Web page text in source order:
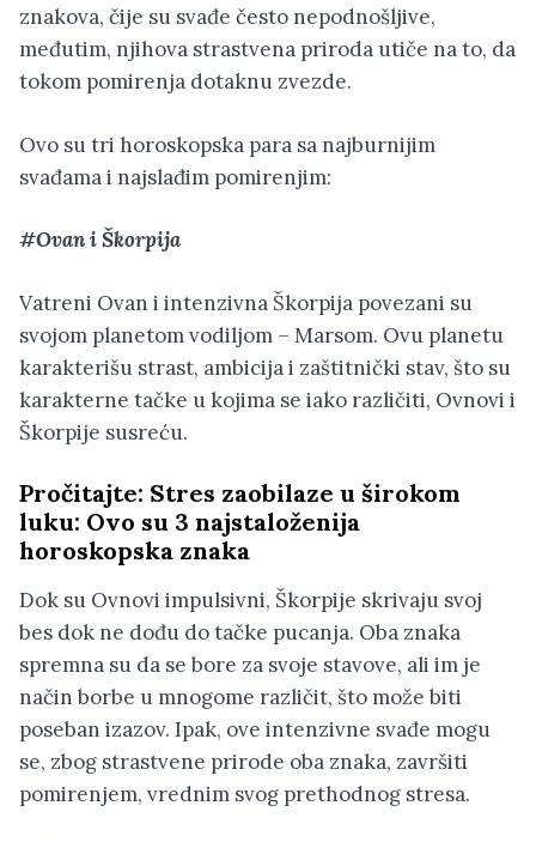
znakova, čije su svađe često nepodnošljive,
međutim, njihova strastvena priroda utiče na to, da
tokom pomirenja dotaknu zvezde.
Ovo su tri horoskopska para sa najburnijim
svađama i najslađim pomirenjim:
#Ovan i Škorpija
Vatreni Ovan i intenzivna Škorpija povezani su
svojom planetom vodiljom – Marsom. Ovu planetu
karakterišu strast, ambicija i zaštitnički stav, što su
karakterne tačke u kojima se iako različiti, Ovnovi i
Škorpije susreću.
Pročitajte: Stres zaobilaze u širokom
luku: Ovo su 3 najstaloženija
horoskopska znaka
Dok su Ovnovi impulsivni, Škorpije skrivaju svoj
bes dok ne dođu do tačke pucanja. Oba znaka
spremna su da se bore za svoje stavove, ali im je
način borbe u mnogome različit, što može biti
poseban izazov. Ipak, ove intenzivne svađe mogu
se, zbog strastvene prirode oba znaka, završiti
pomirenjem, vrednim svog prethodnog stresa.